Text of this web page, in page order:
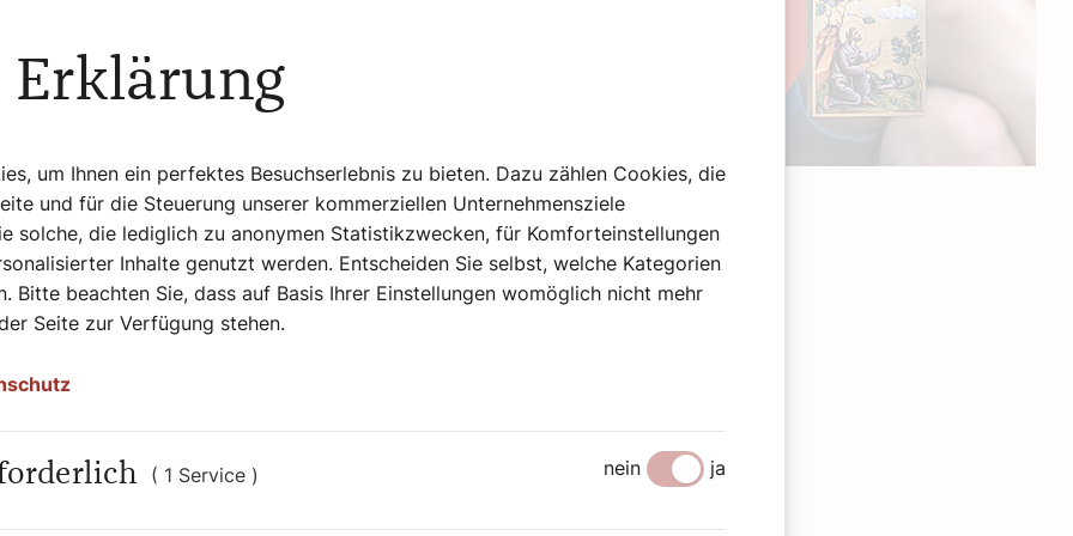
Gewalt sei die Sahelzone, in der
und JNIM den Tod von
und die Zerstörung Hunderter
und Religionsfreiheit bei „Kirche in
und im Nahen Osten spielt der
– eine zentrale Rolle bei der
Faso oder Mosambik greifen
christliche Dörfer an, zerstören
Jemen oder in Syrien, sind Christen
staatlicher Repression betroffen,
Gruppen, wodurch die Lage für
radikalen islamischen Gruppierungen
in Afrika: „Ich denke, dass die starke
in den letzten Jahren darauf
Werbung
Erklärung
um Ihnen ein perfektes Besuchserlebnis zu bieten. Dazu zählen Cookies, die
und für die Steuerung unserer kommerziellen Unternehmensziele
solche, die lediglich zu anonymen Statistikzwecken, für Komforteinstellungen
Inhalte genutzt werden. Entscheiden Sie selbst, welche Kategorien
Bitte beachten Sie, dass auf Basis Ihrer Einstellungen womöglich nicht mehr
Seite zur Verfügung stehen.
( 1 Service ) nein ja